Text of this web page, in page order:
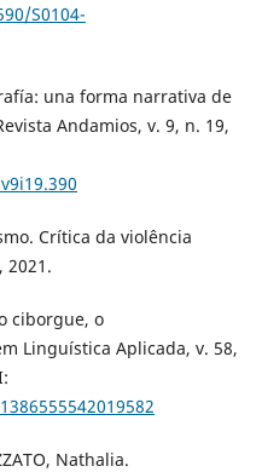
S0104-
una forma narrativa de
Andamios, v. 9, n. 19,
Crítica da violência
2021.
ciborgue, o
Linguística Aplicada, v. 58,
Nathalia.